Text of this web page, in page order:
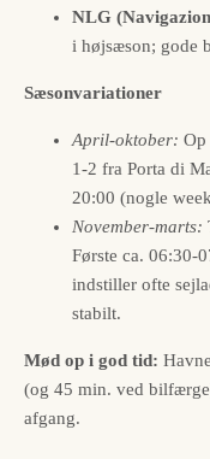
NLG
i højsæson; gode
Sæsonvariationer
April-oktober: Op
1-2 fra Porta di
20:00 (nogle
November-marts:
Første ca. 06:30-
indstiller ofte
stabilt.
Mød op i god tid:
(og 45 min. ved
afgang.